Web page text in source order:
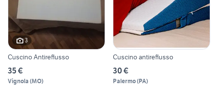
3
Cuscino Antireflusso
35 €
Vignola (MO)
Cuscino antireflusso
30 €
Palermo(PA)